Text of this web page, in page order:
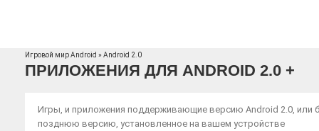
Игровой мир Android » Android 2.0
ПРИЛОЖЕНИЯ ДЛЯ ANDROID 2.0 +
Игры, и приложения поддерживающие версию Android 2.0, или
позднюю версию, установленное на вашем устройстве